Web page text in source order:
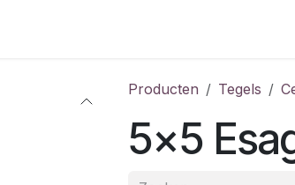
Producten Tegels
5x5